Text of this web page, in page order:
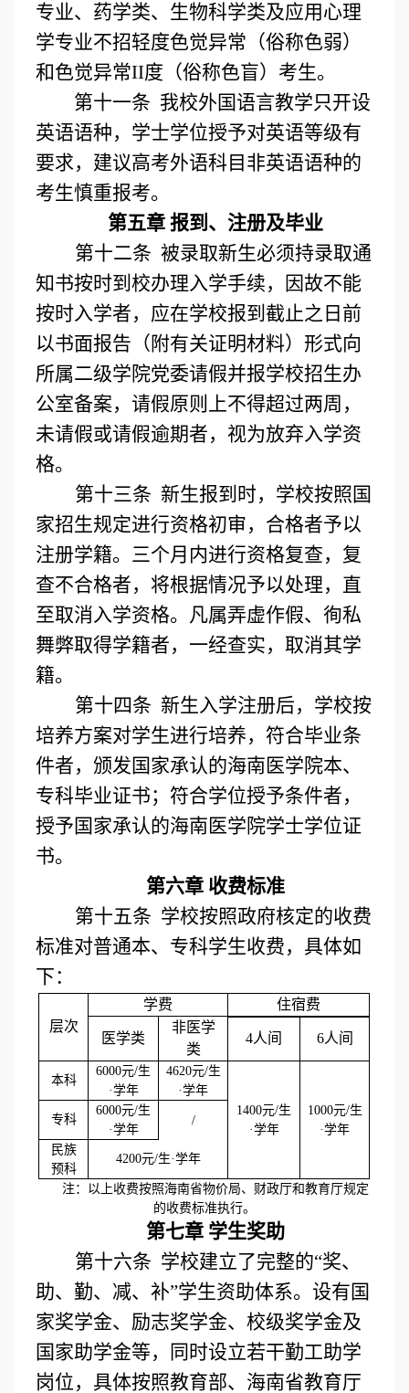
专业、药学类、生物科学类及应用心理
学专业不招轻度色觉异常（俗称色弱）
和色觉异常II度（俗称色盲）考生。
第十一条 我校外国语言教学只开设
英语语种，学士学位授予对英语等级有
要求，建议高考外语科目非英语语种的
考生慎重报考。
第五章 报到、注册及毕业
第十二条 被录取新生必须持录取通
知书按时到校办理入学手续，因故不能
按时入学者，应在学校报到截止之日前
以书面报告（附有关证明材料）形式向
所属二级学院党委请假并报学校招生办
公室备案，请假原则上不得超过两周，
未请假或请假逾期者，视为放弃入学资
格。
第十三条 新生报到时， 学校按照国
家招生规定进行资格初审，合格者予以
注册学籍。三个月内进行资格复查，复
查不合格者，将根据情况予以处理，直
至取消入学资格。凡属弄虚作假、徇私
舞弊取得学籍者，一经查实，取消其学
籍。
第十四条 新生入学注册后，学校按
培养方案对学生进行培养，符合毕业条
件者，颁发国家承认的海南医学院本、
专科毕业证书；符合学位授予条件者，
授予国家承认的海南医学院学士学位证
书。
第六章 收费标准
第十五条 学校按照政府核定的收费
标准对普通本、专科学生收费，具体如
下：
层次
学费 住宿费
医学类
非医学
类
4人间 6人间
本科
6000元/生
·学年
4620元/生
·学年
1400元/生
·学年
1000元/生
·学年
专科
6000元/生
·学年
/
民族
预科
4200元/生·学年
注：以上收费按照海南省物价局、财政厅和教育厅规定
的收费标准执行。
第七章 学生奖助
第十六条 学校建立了完整的“奖、
助、勤、减、补”学生资助体系。设有国
家奖学金、励志奖学金、校级奖学金及
国家助学金等，同时设立若干勤工助学
岗位，具体按照教育部、海南省教育厅